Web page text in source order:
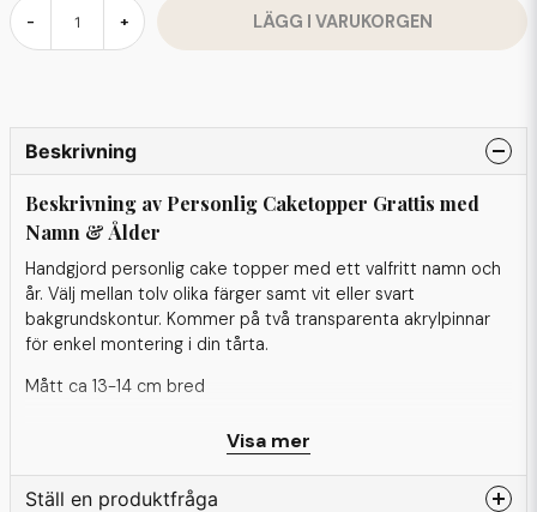
- + LÄGG I VARUKORGEN
Beskrivning
Beskrivning av Personlig Caketopper Grattis med
Namn & Ålder
Handgjord personlig cake topper med ett valfritt namn och
år. Välj mellan tolv olika färger samt vit eller svart
bakgrundskontur. Kommer på två transparenta akrylpinnar
för enkel montering i din tårta.
Mått ca 13-14 cm bred
Visa mer
Ställ en produktfråga